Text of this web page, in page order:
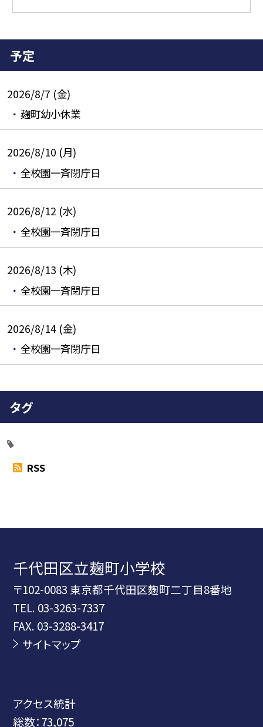
予定
2026/8/7 (金)
麹町幼小休業
2026/8/10 (月)
全校園一斉閉庁日
2026/8/12 (水)
全校園一斉閉庁日
2026/8/13 (木)
全校園一斉閉庁日
2026/8/14 (金)
全校園一斉閉庁日
タグ
RSS
千代田区立麹町小学校
〒102-0083 東京都千代田区麴町二丁目8番地
TEL. 03-3263-7337
FAX. 03-3288-3417
サイトマップ
アクセス統計
総数：73,075